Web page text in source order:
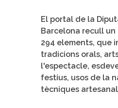
El portal de la
Barcelona recull
294 elements, que
tradicions orals,
l'espectacle,
festius, usos de la
tècniques